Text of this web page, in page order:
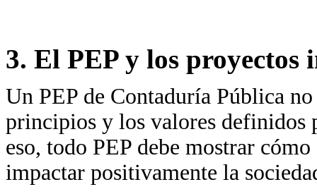
3. El PEP y los proyectos
Un PEP de Contaduría Pública
principios y los valores definidos
eso, todo PEP debe mostrar
impactar positivamente la